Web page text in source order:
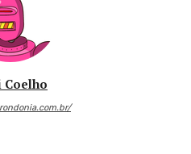
Coelho